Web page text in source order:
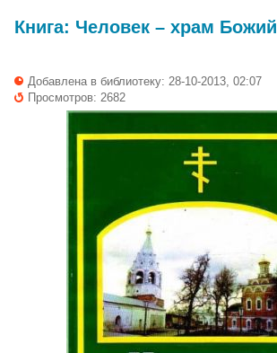
Книга: Человек – храм Божий
Добавлена в библиотеку: 28-10-2013, 02:07
Просмотров: 2682